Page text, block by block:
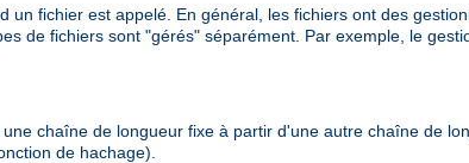
fichier est appelé. En général, les fichiers ont des
de fichiers sont "gérés" séparément. Par exemple, le
chaîne de longueur fixe à partir d'une autre chaîne de
de hachage).